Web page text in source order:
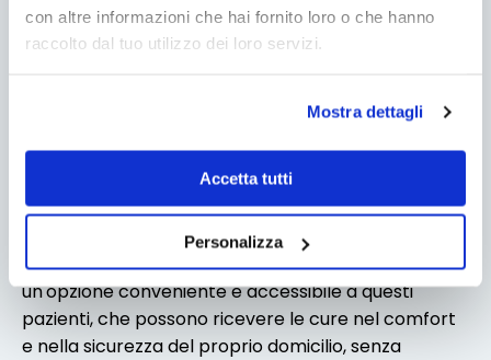
con altre informazioni che hai fornito loro o che hanno
raccolto dal tuo utilizzo dei loro servizi.
Mostra dettagli
Accetta tutti
Personalizza
A CHI CI RIVOLGIAMO
persone che, per ragioni di salute o difficoltà
Motorie, necessitano di assistenza
sanitariacomodamente a casa propria.
I nostriservizi medici domiciliarioffrono quindi
un'opzione conveniente e accessibile a questi
pazienti, che possono ricevere le cure nel comfort
e nella sicurezza del proprio domicilio, senza